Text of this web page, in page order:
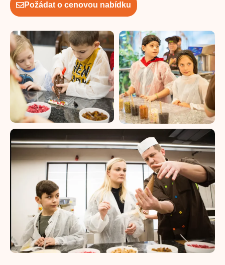
Požádat o cenovou nabídku